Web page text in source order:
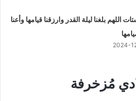
اللهم بلغنا ليلة القدر وارزقنا قيامها وأعنا
2024-
مُزخرفة